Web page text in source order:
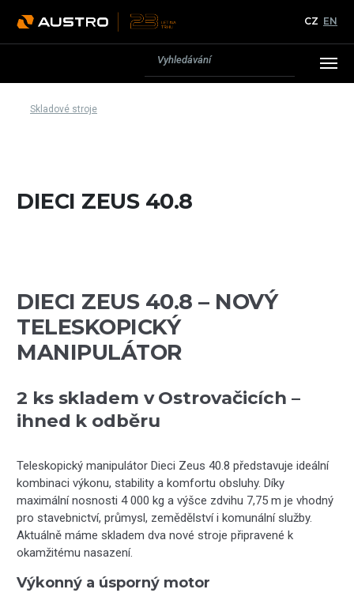
CZ EN
Skladové stroje
DIECI ZEUS 40.8
DIECI ZEUS 40.8 – NOVÝ
TELESKOPICKÝ
MANIPULÁTOR
2 ks skladem v Ostrovačicích –
ihned k odběru
Teleskopický manipulátor Dieci Zeus 40.8 představuje ideální
kombinaci výkonu, stability a komfortu obsluhy. Díky
maximální nosnosti 4 000 kg a výšce zdvihu 7,75 m je vhodný
pro stavebnictví, průmysl, zemědělství i komunální služby.
Aktuálně máme skladem dva nové stroje připravené k
okamžitému nasazení.
Výkonný a úsporný motor